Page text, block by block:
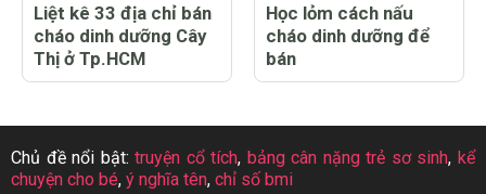
Liệt kê 33 địa chỉ bán
cháo dinh dưỡng Cây
Thị ở Tp.HCM
Học lỏm cách nấu
cháo dinh dưỡng để
bán
Chủ đề nổi bật:truyện cổ tích, bảng cân nặng trẻ sơ sinh,kể
chuyện cho bé, ý nghĩa tên, chỉ số bmi